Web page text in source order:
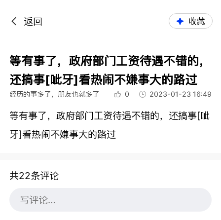
返回 收藏
等有事了，政府部门工资待遇不错的，
还搞事[呲牙]看热闹不嫌事大的路过
经历的事多了，朋友也就多了 0 2023-01-23 16:49
等有事了，政府部门工资待遇不错的，还搞事[呲
牙]看热闹不嫌事大的路过
共22条评论